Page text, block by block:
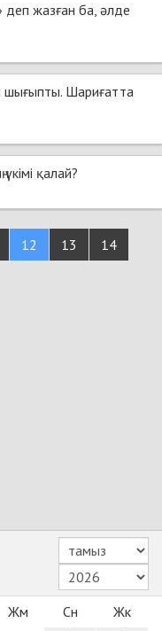
деп жазған ба, әлде
шығыпты. Шариғатта
қалай?
12 13
14
Жм Сн
Жк